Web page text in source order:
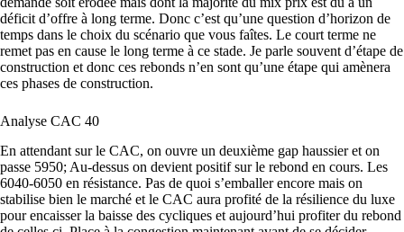
déficit d’offre à long terme. Donc c’est qu’une question d’horizon de
temps dans le choix du scénario que vous faîtes. Le court terme ne
remet pas en cause le long terme à ce stade. Je parle souvent d’étape de
construction et donc ces rebonds n’en sont qu’une étape qui amènera
ces phases de construction.
Analyse CAC 40
En attendant sur le CAC, on ouvre un deuxième gap haussier et on
passe 5950; Au-dessus on devient positif sur le rebond en cours. Les
6040-6050 en résistance. Pas de quoi s’emballer encore mais on
stabilise bien le marché et le CAC aura profité de la résilience du luxe
pour encaisser la baisse des cycliques et aujourd’hui profiter du rebond